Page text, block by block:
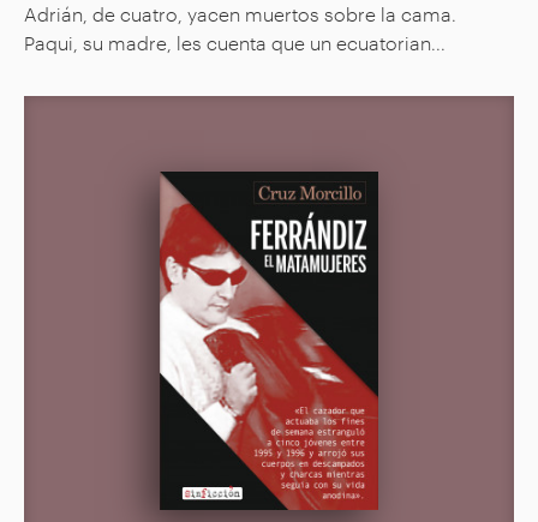
Adrián, de cuatro, yacen muertos sobre la cama.
Paqui, su madre, les cuenta que un ecuatorian...